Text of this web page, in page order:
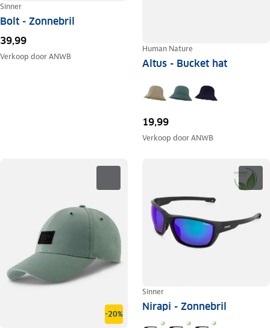
Sinner
Bolt - Zonnebril
39,99
Verkoop doorANWB
Human Nature
Altus - Bucket hat
19,99
Verkoop doorANWB
-20%
Sinner
Nirapi - Zonnebril